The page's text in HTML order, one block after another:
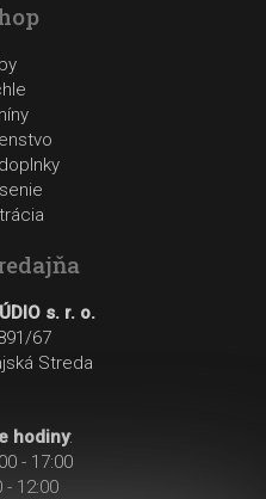
s. r. o.
67
Streda
hodiny:
- 17:00
- 12:00